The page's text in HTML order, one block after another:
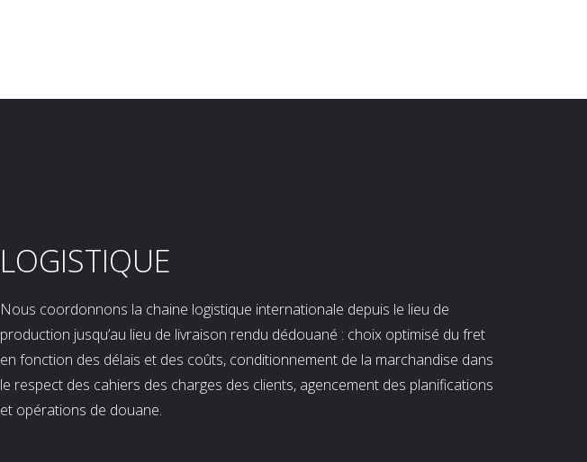
LOGISTIQUE
Nous coordonnons la chaine logistique internationale depuis le lieu de
production jusqu’au lieu de livraison rendu dédouané : choix optimisé du fret
en fonction des délais et des coûts, conditionnement de la marchandise dans
le respect des cahiers des charges des clients, agencement des planifications
et opérations de douane.